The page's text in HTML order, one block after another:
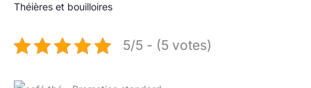
Théières et bouilloires
5/5 - (5 votes)